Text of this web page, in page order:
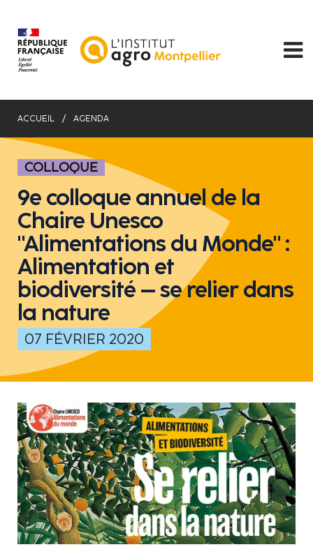
contenu
principal
ACCUEIL AGENDA
COLLOQUE
9e colloque annuel de la
Chaire Unesco
"Alimentations du Monde" :
Alimentation et
biodiversité – se relier dans
la nature
07 FÉVRIER 2020